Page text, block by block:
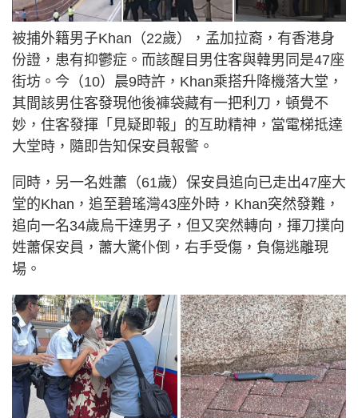
被捕外籍男子Khan（22歲），孟加拉裔，有香港身
份證，患有抑鬱症。而該醒目男住客與韓男同是47座
街坊。今（10）晨9時許，Khan乘搭升降機落大堂，
其間該男住客發現他後褲袋藏有一把利刀，頓覺不
妙，住客發揮「見疑即報」的互助精神，當電梯抵達
大堂時，隨即告知保安員報警。
同時，另一名姓蕭（61歲）保安員追向已走出47座大
堂的Khan，追至碧瑤灣43座外時，Khan突然發難，
追向一名34歲烏干達男子，但又突然轉向，揮刀撲向
姓蕭保安員，蕭大驚仆倒，右手受傷，負傷逃離現
場。